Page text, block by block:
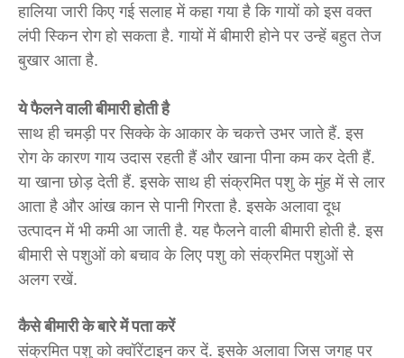
हालिया जारी किए गई सलाह में कहा गया है कि गायों को इस वक्त
लंपी स्किन रोग हो सकता है. गायों में बीमारी होने पर उन्हें बहुत तेज
बुखार आता है.
ये फैलने वाली बीमारी होती है
साथ ही चमड़ी पर सिक्के के आकार के चकत्ते उभर जाते हैं. इस
रोग के कारण गाय उदास रहती हैं और खाना पीना कम कर देती हैं.
या खाना छोड़ देती हैं. इसके साथ ही संक्रमित पशु के मुंह में से लार
आता है और आंख कान से पानी गिरता है. इसके अलावा दूध
उत्पादन में भी कमी आ जाती है. यह फैलने वाली बीमारी होती है. इस
बीमारी से पशुओं को बचाव के लिए पशु को संक्रमित पशुओं से
अलग रखें.
कैसे बीमारी के बारे में पता करें
संक्रमित पशु को क्वॉरेंटाइन कर दें. इसके अलावा जिस जगह पर